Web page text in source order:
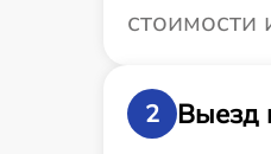
стоимости
2
Выезд